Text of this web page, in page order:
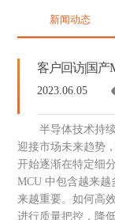
新闻动态
客户回访|国产
2023.06.05
半导体技术持
迎接市场未来趋势
开始逐渐在特定细
MCU 中包含越来
来越重要。如何高
进行质量把控，降